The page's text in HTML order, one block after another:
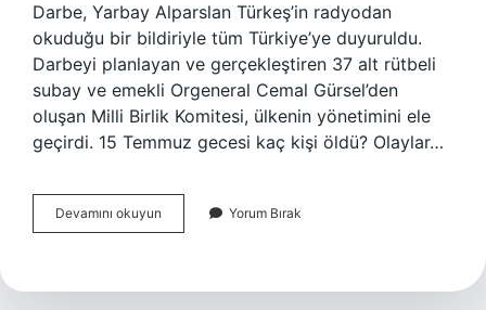
Darbe, Yarbay Alparslan Türkeş’in radyodan
okuduğu bir bildiriyle tüm Türkiye’ye duyuruldu.
Darbeyi planlayan ve gerçekleştiren 37 alt rütbeli
subay ve emekli Orgeneral Cemal Gürsel’den
oluşan Milli Birlik Komitesi, ülkenin yönetimini ele
geçirdi. 15 Temmuz gecesi kaç kişi öldü? Olaylar…
Devamını okuyun
Temmuz
Oldu
Yorum Bırak